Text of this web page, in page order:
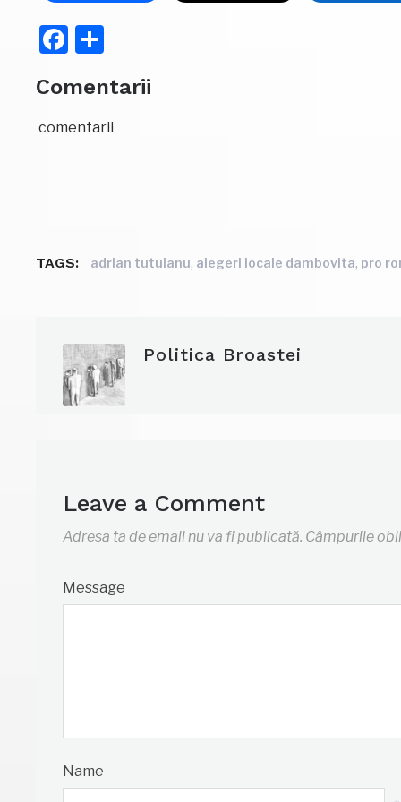
Facebook
Comentarii
comentarii
TAGS: adrian tutuianu, alegeri locale dambovita, pro
Politica Broastei
Leave a Comment
Adresa ta de email nu va fi publicată. Câmpurile
Message
Name